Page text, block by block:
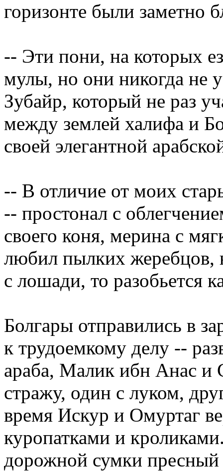
горизонте были заметно
-- Эти пони, на которых
мулы, но они никогда не
Зубайр, который не раз
между землей халифа и
своей элегантной
-- В отличие от моих
-- простонал с
своего коня, мерина с
любил пылких жеребцов,
с лошади, то разобьется
Болгары отправились в
к трудоемкому делу --
араба, Малик ибн Анас и
стражу, один с луком,
время Искур и Омуртаг
куропатками и
дорожной сумки пресный